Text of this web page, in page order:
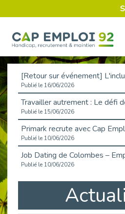
Publié le 16/06/2026
Publié le 15/06/2026
Publié le 10/06/2026
Publié le 10/06/2026
Publié le 09/06/2026